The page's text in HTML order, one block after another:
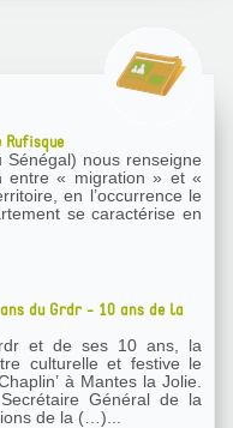
nous renseigne
entre « migration » et «
en l’occurrence le
du Grdr - 10 ans de la
et de ses 10 ans, la
culturelle et festive le
à Mantes la Jolie.
Général de la
de la (…)...